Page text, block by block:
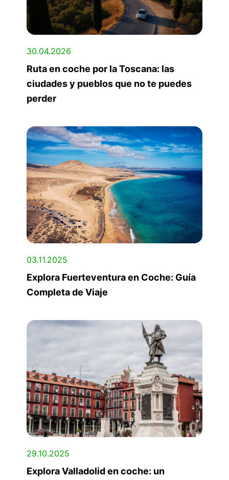
30.04.2026
Ruta en coche por la Toscana: las
ciudades y pueblos que no te puedes
perder
03.11.2025
Explora Fuerteventura en Coche: Guía
Completa de Viaje
29.10.2025
Explora Valladolid en coche: un